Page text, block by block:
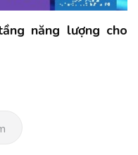
năng lượng cho